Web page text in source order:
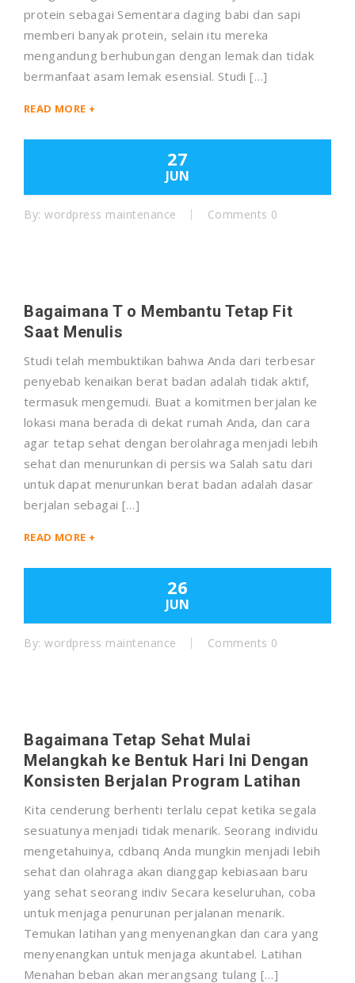
protein sebagai Sementara daging babi dan sapi
memberi banyak protein, selain itu mereka
mengandung berhubungan dengan lemak dan tidak
bermanfaat asam lemak esensial. Studi […]
READ MORE +
27
JUN
By: wordpress maintenance Comments 0
Bagaimana T o Membantu Tetap Fit
Saat Menulis
Studi telah membuktikan bahwa Anda dari terbesar
penyebab kenaikan berat badan adalah tidak aktif,
termasuk mengemudi. Buat a komitmen berjalan ke
lokasi mana berada di dekat rumah Anda, dan cara
agar tetap sehat dengan berolahraga menjadi lebih
sehat dan menurunkan di persis wa Salah satu dari
untuk dapat menurunkan berat badan adalah dasar
berjalan sebagai […]
READ MORE +
26
JUN
By: wordpress maintenance Comments 0
Bagaimana Tetap Sehat Mulai
Melangkah ke Bentuk Hari Ini Dengan
Konsisten Berjalan Program Latihan
Kita cenderung berhenti terlalu cepat ketika segala
sesuatunya menjadi tidak menarik. Seorang individu
mengetahuinya, cdbanq Anda mungkin menjadi lebih
sehat dan olahraga akan dianggap kebiasaan baru
yang sehat seorang indiv Secara keseluruhan, coba
untuk menjaga penurunan perjalanan menarik.
Temukan latihan yang menyenangkan dan cara yang
menyenangkan untuk menjaga akuntabel. Latihan
Menahan beban akan merangsang tulang […]